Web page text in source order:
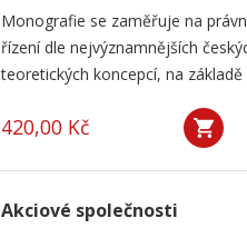
Monografie se zaměřuje na
řízení dle nejvýznamnějších
teoretických koncepcí, na
420,00 Kč
Akciové společnosti